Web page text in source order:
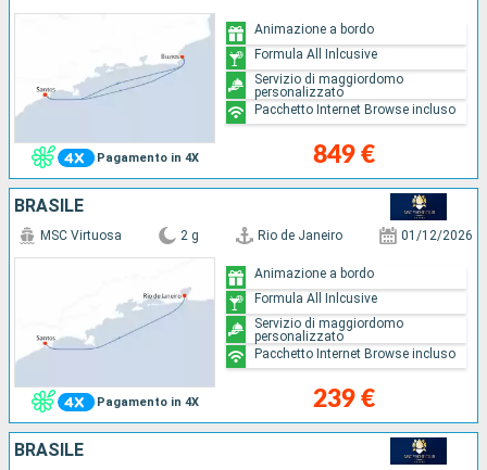
Pagamento in 4X 849 €
Animazione a bordo
Formula All Inlcusive
Servizio di maggiordomo
personalizzato
Pacchetto Internet Browse incluso
BRASILE
Pagamento in 4X
MSC Virtuosa 2 g Rio de Janeiro 01/12/2026
239 €
Animazione a bordo
Formula All Inlcusive
Servizio di maggiordomo
personalizzato
Pacchetto Internet Browse incluso
BRASILE